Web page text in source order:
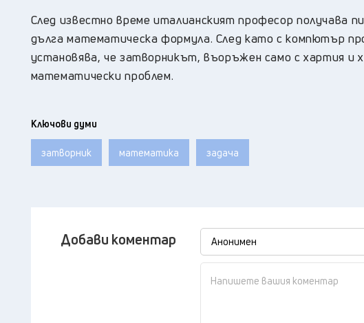
След известно време италианският професор получава
дълга математическа формула. След като с компютър
установява, че затворникът, въоръжен само с хартия и
математически проблем.
Ключови думи
затворник математика задача
Добави коментар